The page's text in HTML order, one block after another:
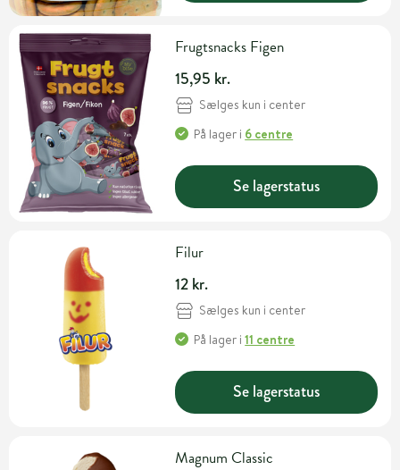
Frugtsnacks Figen
15,95 kr.
Sælges kun i center
På lager i 6 centre
Se lagerstatus
Filur
12 kr.
Sælges kun i center
På lager i11 centre
Se lagerstatus
Magnum Classic